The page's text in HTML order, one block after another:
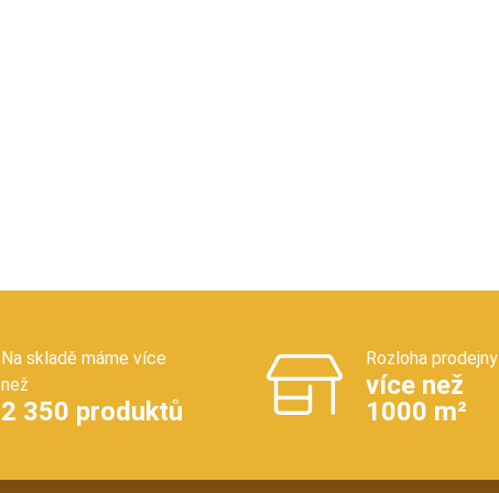
Na skladě máme více
než
2 350 produktů
Rozloha prodejny
více než
1000 m²